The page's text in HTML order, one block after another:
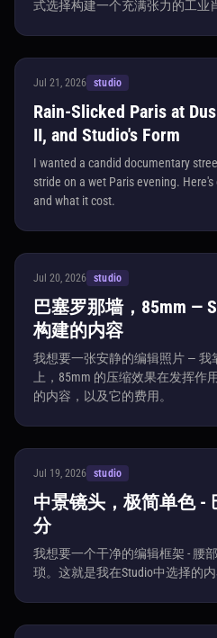
式选择构建一个充满张力的工业
Jul 21, 2026 studio
Rain-Slicked Paris at
II, and Studio's Form
I wanted a candid documentary
stride on a wet Paris evening.
and what it cost.
Jul 20, 2026 studio
巴塞罗那墙，85mm —
构建的内容
我想要一张安静的编辑照片 —
上，85mm 的压缩效果在发挥作
的内容，以及它的费用。
Jul 19, 2026 studio
中景镜头，极简单色 -
分
我想要一个干净的编辑框架 - 腰
琐。这就是我在Studio中选择的